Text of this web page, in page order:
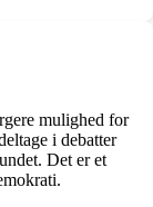
mulighed for
i debatter
Det er et